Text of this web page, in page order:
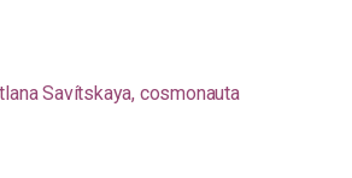
Savítskaya, cosmonauta